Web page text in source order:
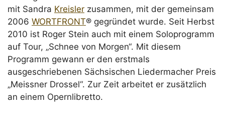
mit Sandra Kreisler zusammen, mit der gemeinsam
2006 WORTFRONT® gegründet wurde. Seit Herbst
2010 ist Roger Stein auch mit einem Soloprogramm
auf Tour, „Schnee von Morgen“. Mit diesem
Programm gewann er den erstmals
ausgeschriebenen Sächsischen Liedermacher Preis
„Meissner Drossel“. Zur Zeit arbeitet er zusätzlich
an einem Opernlibretto.